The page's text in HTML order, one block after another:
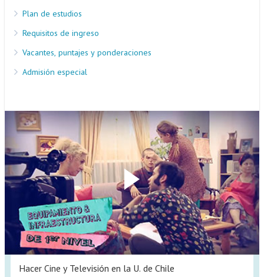
Plan de estudios
Requisitos de ingreso
Vacantes, puntajes y ponderaciones
Admisión especial
Hacer Cine y Televisión en la U. de Chile